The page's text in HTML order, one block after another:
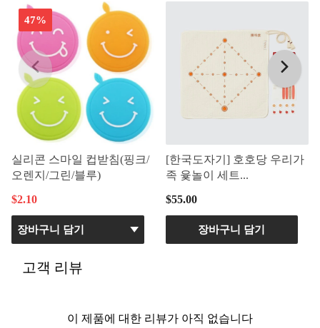
47%
실리콘 스마일 컵받침(핑크/
오렌지/그린/블루)
$2.10
[한국도자기] 호호당 우리가
족 윷놀이 세트...
$55.00
장바구니 담기
고객 리뷰
이 제품에 대한 리뷰가 아직 없습니다